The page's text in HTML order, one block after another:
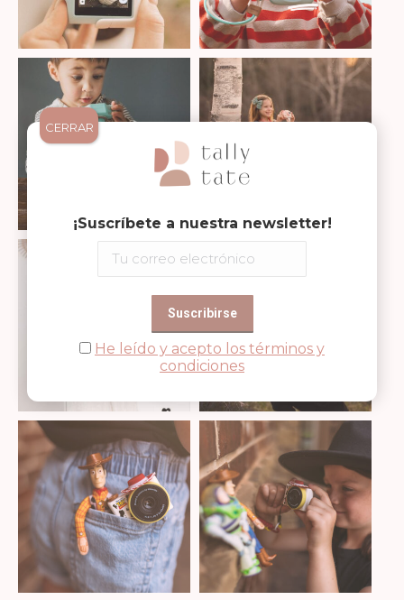
¡Suscríbete a nuestra newsletter!
He leído y acepto los términos y
condiciones
CERRAR